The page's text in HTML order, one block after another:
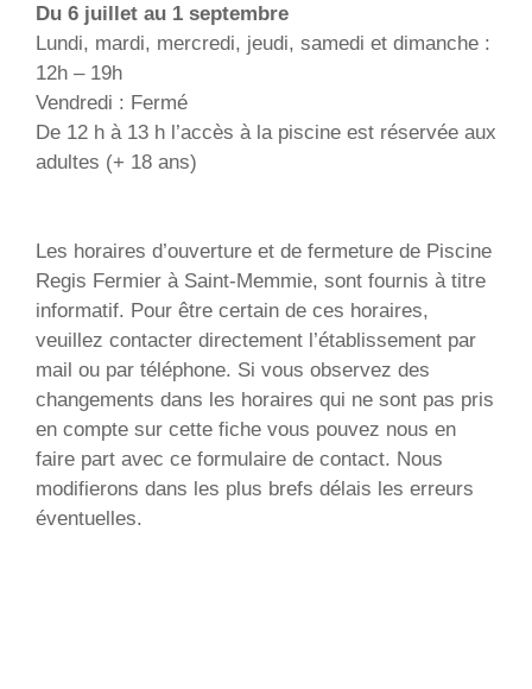
Du 6 juillet au 1 septembre
Lundi, mardi, mercredi, jeudi, samedi et dimanche :
12h – 19h
Vendredi : Fermé
De 12 h à 13 h l’accès à la piscine est réservée aux
adultes (+ 18 ans)
Les horaires d’ouverture et de fermeture de Piscine
Regis Fermier à Saint-Memmie, sont fournis à titre
informatif. Pour être certain de ces horaires,
veuillez contacter directement l’établissement par
mail ou par téléphone. Si vous observez des
changements dans les horaires qui ne sont pas pris
en compte sur cette fiche vous pouvez nous en
faire part avec ce formulaire de contact. Nous
modifierons dans les plus brefs délais les erreurs
éventuelles.